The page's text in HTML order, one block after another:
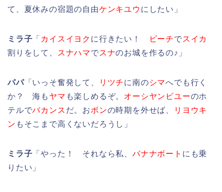
て、夏休みの宿題の自由ケンキユウ にしたい」
ミラ子 「 カイスイヨク に行きたい！ ビーチでスイカ
割りをして、
スナハマでスナのお城を作るの♪」
パパ「いっそ奮発して、 リツチに南のシマへでも行く
か？ 海も ヤマ も楽しめるぞ。 オーシヤンビユーのホ
テルでバカンス だ。おボンの時期を外せば、
リヨウキ
ン もそこまで高くないだろうし」
ミラ子 「やった！ それなら私、バナナボート にも乗
りたい」